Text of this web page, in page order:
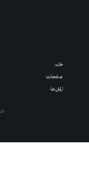
خانه
صفحات
المان ها